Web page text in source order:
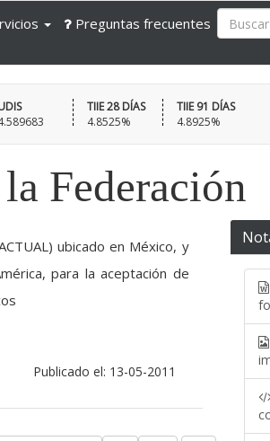
Preguntas frecuentes
TIIE 28 DÍAS
4.8525%
TIIE 91 DÍAS
4.8925%
Federación
ubicado en México, y
para la aceptación de
Publicado el: 13-05-2011